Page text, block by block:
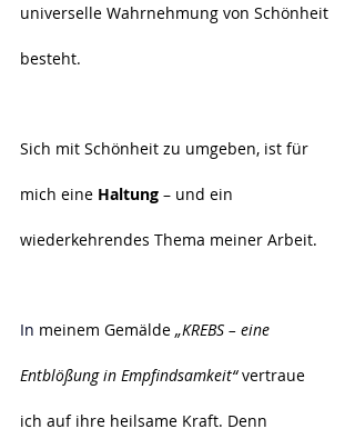
universelle Wahrnehmung von Schönheit
besteht.
Sich mit Schönheit zu umgeben, ist für
mich eine Haltung – und ein
wiederkehrendes Thema meiner Arbeit.
In meinem Gemälde „KREBS – eine
Entblößung in Empfindsamkeit“ vertraue
ich auf ihre heilsame Kraft. Denn